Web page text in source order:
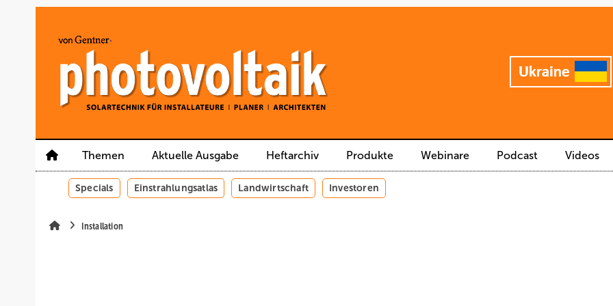
Themen Aktuelle Ausgabe Heftarchiv Produkte Webinare Podcast Videos
Specials Einstrahlungsatlas Landwirtschaft Investoren
Installation